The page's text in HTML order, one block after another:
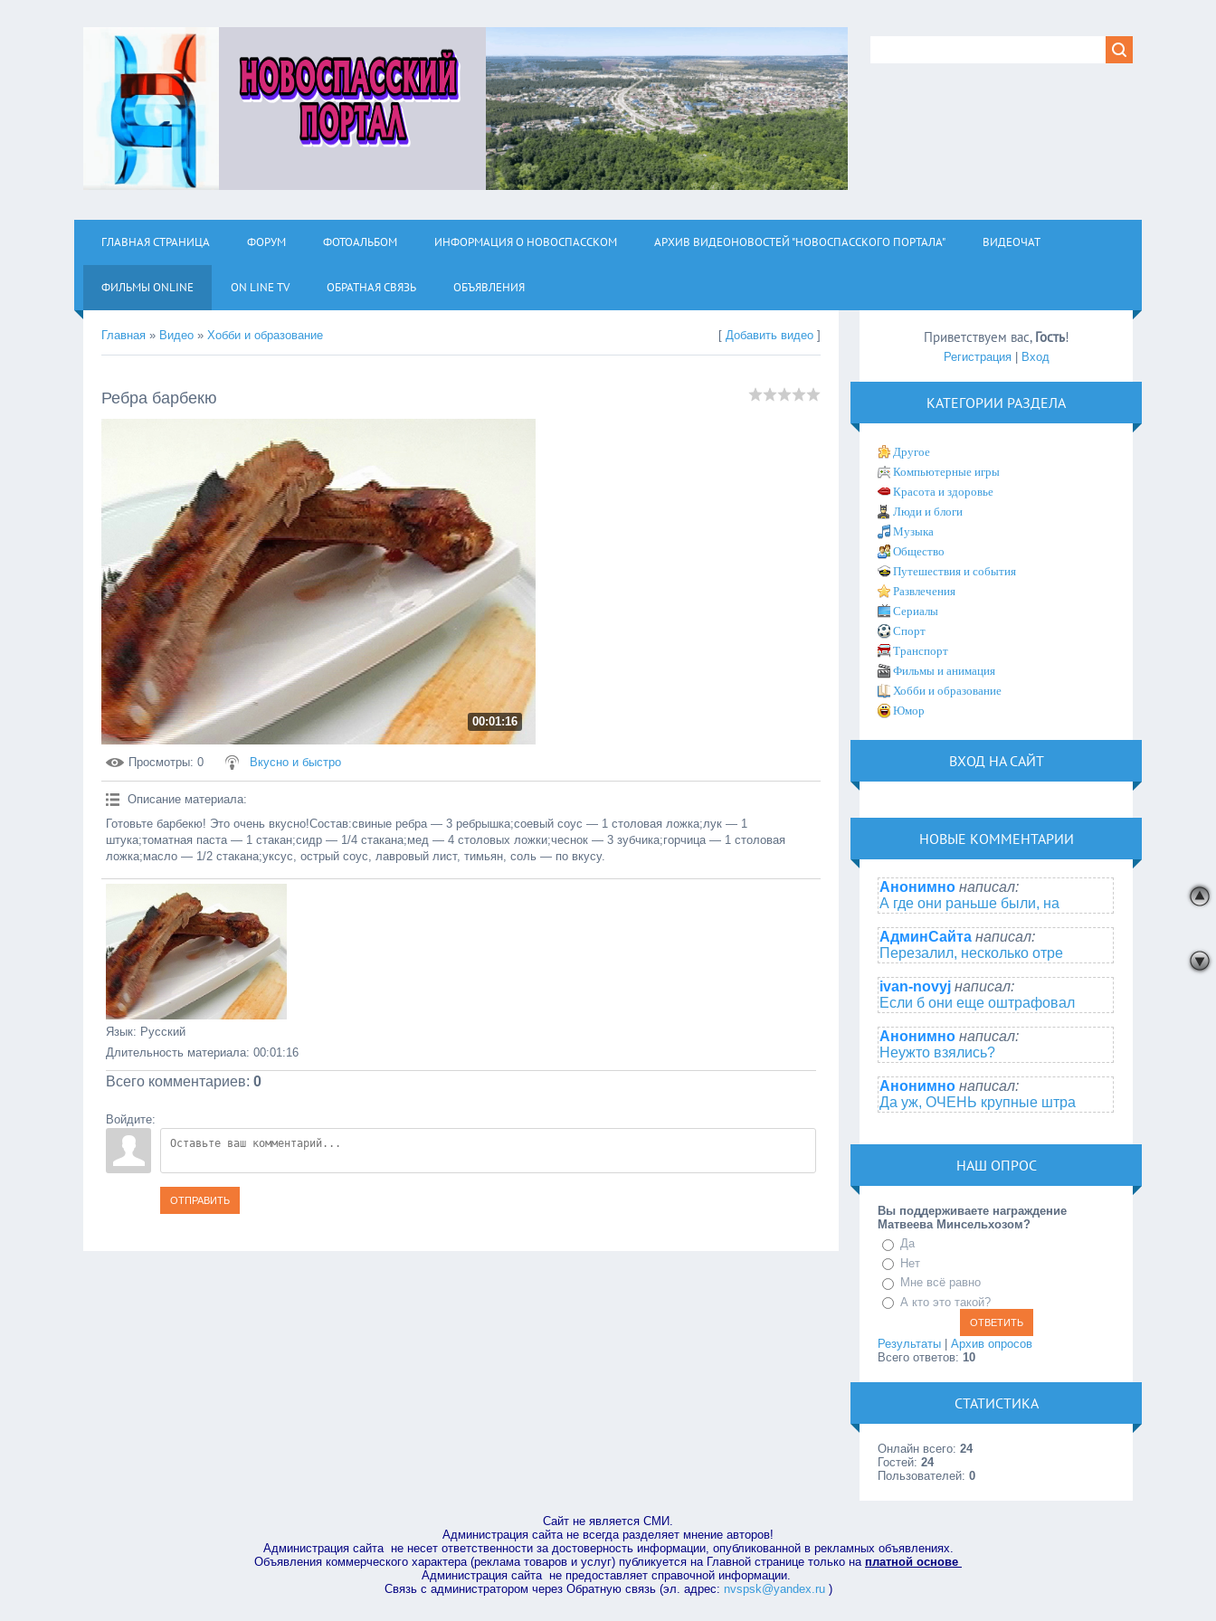
ГЛАВНАЯ СТРАНИЦА ФОРУМ ФОТОАЛЬБОМ ИНФОРМАЦИЯ О НОВОСПАССКОМ АРХИВ ВИДЕОНОВОСТЕЙ "НОВОСПАССКОГО ПОРТАЛА" ВИДЕОЧАТ
ФИЛЬМЫ ОNLINE ON LINE TV ОБРАТНАЯ СВЯЗЬ ОБЪЯВЛЕНИЯ
Главная » Видео » Хобби и образование [Добавить видео ]
Ребра барбекю
00:01:16
Просмотры: 0 Вкусно и быстро
Описание материала:
Готовьте барбекю! Это очень вкусно!Состав:свиные ребра — 3 ребрышка;соевый соус — 1 столовая ложка;лук — 1
штука;томатная паста — 1 стакан;сидр — 1/4 стакана;мед — 4 столовых ложки;чеснок — 3 зубчика;горчица — 1 столовая
ложка;масло — 1/2 стакана;уксус, острый соус, лавровый лист, тимьян, соль — по вкусу.
Язык: Русский
Длительность материала: 00:01:16
Всего комментариев: 0
Войдите:
ОТПРАВИТЬ
Приветствуем вас, Гость!
Регистрация| Вход
КАТЕГОРИИ РАЗДЕЛА
Другое
Компьютерные игры
Красота и здоровье
Люди и блоги
Музыка
Общество
Путешествия и события
Развлечения
Сериалы
Спорт
Транспорт
Фильмы и анимация
Хобби и образование
Юмор
ВХОД НА САЙТ
НОВЫЕ КОММЕНТАРИИ
Анонимно написал:
А где они раньше были, на
АдминСайта написал:
Перезалил, несколько отре
ivan-novyj написал:
Если б они еще оштрафовал
Анонимно написал:
Неужто взялись?
Анонимно написал:
Да уж, ОЧЕНЬ крупные штра
НАШ ОПРОС
Вы поддерживаете награждение
Матвеева Минсельхозом?
Да
Нет
Мне всё равно
А кто это такой?
Результаты |Архив опросов
Всего ответов:10
СТАТИСТИКА
Онлайн всего:24
Гостей:24
Пользователей:0
Сайт не является СМИ.
Администрация сайта не всегда разделяет мнение авторов!
Администрация сайта не несет ответственности за достоверность информации, опубликованной в рекламных объявлениях.
Объявления коммерческого характера (реклама товаров и услуг) публикуется на Главной странице только на платной основе
Администрация сайта не предоставляет справочной информации.
Связь с администратором через Обратную связь (эл. адрес: nvspsk@yandex.ru)